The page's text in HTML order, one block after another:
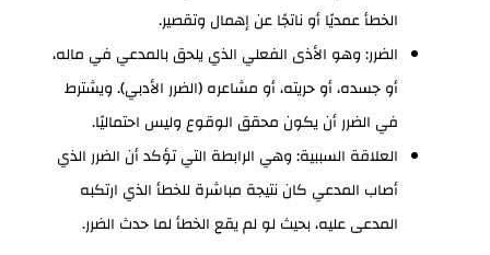
الخطأ عمديًا أو ناتجًا عن إهمال وتقصير.
الضرر: وهو الأذى الفعلي الذي يلحق بالمدعي في ماله،
أو جسده، أو حريته، أو مشاعره (الضرر الأدبي). ويشترط
في الضرر أن يكون محقق الوقوع وليس احتماليًا.
العلاقة السببية: وهي الرابطة التي تؤكد أن الضرر الذي
أصاب المدعي كان نتيجة مباشرة للخطأ الذي ارتكبه
المدعى عليه، بحيث لو لم يقع الخطأ لما حدث الضرر.